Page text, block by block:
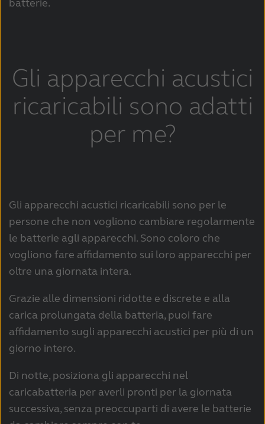
batterie.
Gli apparecchi acustici
ricaricabili sono adatti
per me?
Gli apparecchi acustici ricaricabili sono per le
persone che non vogliono cambiare regolarmente
le batterie agli apparecchi. Sono coloro che
vogliono fare affidamento sui loro apparecchi per
oltre una giornata intera.
Grazie alle dimensioni ridotte e discrete e alla
carica prolungata della batteria, puoi fare
affidamento sugli apparecchi acustici per più di un
giorno intero.
Di notte, posiziona gli apparecchi nel
caricabatteria per averli pronti per la giornata
successiva, senza preoccuparti di avere le batterie